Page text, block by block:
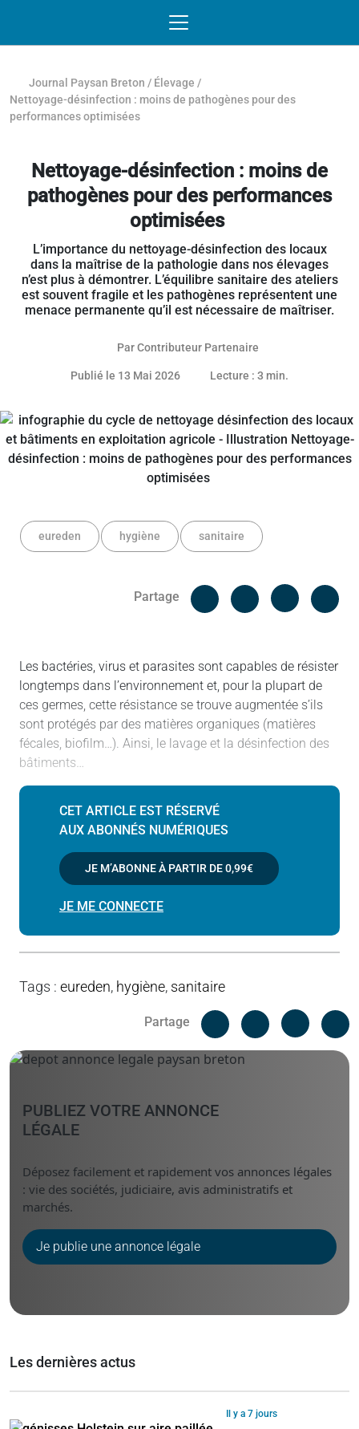
Journal Paysan Breton / Élevage /
Nettoyage-désinfection : moins de pathogènes pour des
performances optimisées
Nettoyage-désinfection : moins de
pathogènes pour des performances
optimisées
L’importance du nettoyage-désinfection des locaux
dans la maîtrise de la pathologie dans nos élevages
n’est plus à démontrer. L’équilibre sanitaire des ateliers
est souvent fragile et les pathogènes représentent une
menace permanente qu’il est nécessaire de maîtriser.
ParContributeur Partenaire
Publié le 13 Mai 202612 mai 2026Lecture : 3 min.
eureden hygiène sanitaire
Partage
Facebook
Les bactéries, virus et parasites sont capables de résister
longtemps dans l’environnement et, pour la plupart de
ces germes, cette résistance se trouve augmentée s’ils
sont protégés par des matières organiques (matières
fécales, biofilm…). Ainsi, le lavage et la désinfection des
bâtiments…
CET ARTICLE EST RÉSERVÉ
AUX ABONNÉS NUMÉRIQUES
JE M’ABONNE À PARTIR DE0,99€
JE ME CONNECTE
Tags : eureden, hygiène, sanitaire
Partage
Facebook
Linked
PUBLIEZ VOTRE ANNONCE
LÉGALE
Déposez facilement et rapidement vos annonces légales
: vie des sociétés, judiciaire, avis administratifs et
marchés.
Je publie une annonce légale
Les dernières actus
Il y a 7 jours